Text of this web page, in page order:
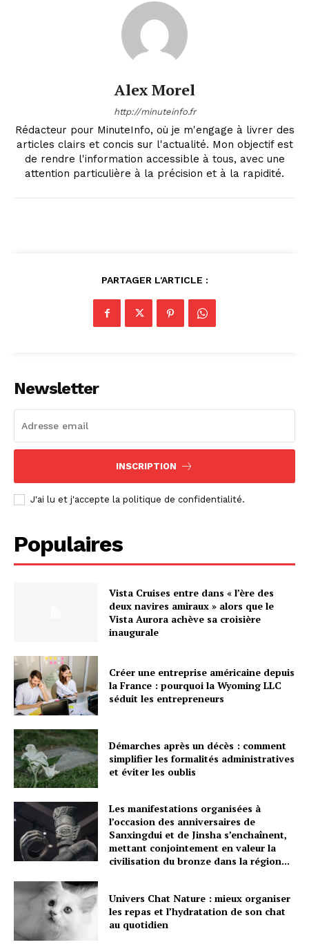
Alex Morel
http://minuteinfo.fr
Rédacteur pour MinuteInfo, où je m'engage à livrer des
articles clairs et concis sur l'actualité. Mon objectif est
de rendre l'information accessible à tous, avec une
attention particulière à la précision et à la rapidité.
PARTAGER L'ARTICLE :
Newsletter
INSCRIPTION
J'ai lu et j'accepte la politique de confidentialité.
Populaires
Vista Cruises entre dans « l’ère des
deux navires amiraux » alors que le
Vista Aurora achève sa croisière
inaugurale
Créer une entreprise américaine depuis
la France : pourquoi la Wyoming LLC
séduit les entrepreneurs
Démarches après un décès : comment
simplifier les formalités administratives
et éviter les oublis
Les manifestations organisées à
l’occasion des anniversaires de
Sanxingdui et de Jinsha s’enchaînent,
mettant conjointement en valeur la
civilisation du bronze dans la région...
Univers Chat Nature : mieux organiser
les repas et l’hydratation de son chat
au quotidien